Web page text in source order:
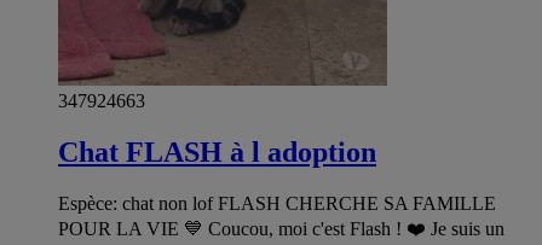
347924663
Chat FLASH à l adoption
Espèce: chat non lof FLASH CHERCHE SA FAMILLE
POUR LA VIE 💙 Coucou, moi c'est Flash ! ❤️ Je suis un